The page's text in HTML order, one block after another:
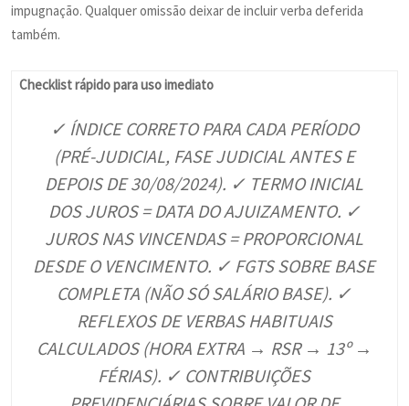
impugnação. Qualquer omissão deixar de incluir verba deferida
também.
Checklist rápido para uso imediato
✓ ÍNDICE CORRETO PARA CADA PERÍODO
(PRÉ-JUDICIAL, FASE JUDICIAL ANTES E
DEPOIS DE 30/08/2024). ✓ TERMO INICIAL
DOS JUROS = DATA DO AJUIZAMENTO. ✓
JUROS NAS VINCENDAS = PROPORCIONAL
DESDE O VENCIMENTO. ✓ FGTS SOBRE BASE
COMPLETA (NÃO SÓ SALÁRIO BASE). ✓
REFLEXOS DE VERBAS HABITUAIS
CALCULADOS (HORA EXTRA → RSR → 13º →
FÉRIAS). ✓ CONTRIBUIÇÕES